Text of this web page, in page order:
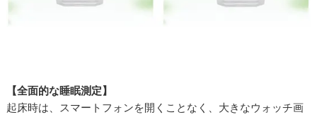
【全面的な睡眠測定】
起床時は、スマートフォンを開くことなく、大きなウォッチ画